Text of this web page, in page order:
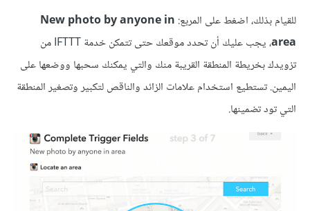
للقيام بذلك، اضغط على المربع: New photo by anyone in
area
، يجب عليك أن تحدد موقعك حتى تتمكن خدمة IFTTT من
تزويدك بخريطة المنطقة القريبة منك والتي يمكنك سحبها ووضعها على
اليمين. تستطيع استخدام علامات الزائد والناقص لتكبير وتصغير المنطقة
التي تود تضمينها.